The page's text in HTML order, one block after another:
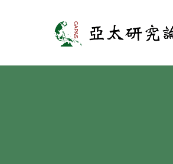
亞太研究論壇